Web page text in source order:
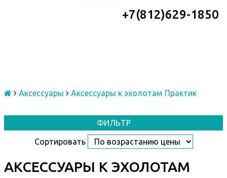
+7(812)629-1850
Аксессуары Аксессуары к эхолотам Практик
ФИЛЬТР
Сортировать
АКСЕССУАРЫ К ЭХОЛОТАМ